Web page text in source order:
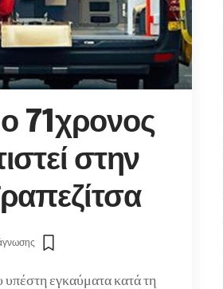
71χρονος
στην
εγκαύματα κατά τη